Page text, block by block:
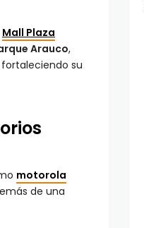
Mall Plaza
Arauco,
fortaleciendo su
motorola
de una